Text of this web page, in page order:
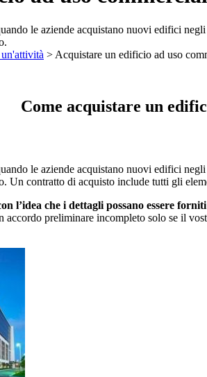
le aziende acquistano nuovi edifici
> Acquistare un edificio ad uso
Come acquistare un
le aziende acquistano nuovi edifici
Un contratto di acquisto include tutti gli
l’idea che i dettagli possano essere
preliminare incompleto solo se il